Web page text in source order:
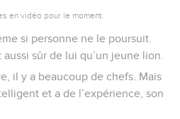
en vidéo pour le moment.
si personne ne le poursuit.
sûr de lui qu’un jeune lion.
il y a beaucoup de chefs. Mais
et a de l’expérience, son